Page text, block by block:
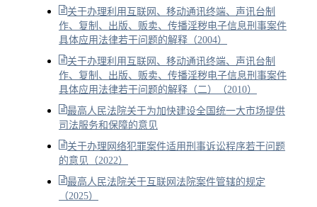
关于办理利用互联网、移动通讯终端、声讯台制
作、复制、出版、贩卖、传播淫秽电子信息刑事案件
具体应用法律若干问题的解释（2004）
关于办理利用互联网、移动通讯终端、声讯台制
作、复制、出版、贩卖、传播淫秽电子信息刑事案件
具体应用法律若干问题的解释（二）（2010）
最高人民法院关于为加快建设全国统一大市场提供
司法服务和保障的意见
关于办理网络犯罪案件适用刑事诉讼程序若干问题
的意见（2022）
最高人民法院关于互联网法院案件管辖的规定
（2025）